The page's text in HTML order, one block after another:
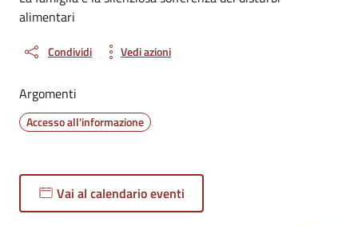
alimentari
Condividi Vedi azioni
Argomenti
Accesso all'informazione
Vai al calendario eventi